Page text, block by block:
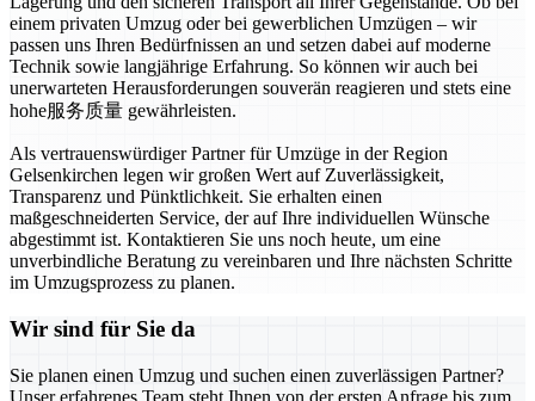
einem privaten Umzug oder bei gewerblichen Umzügen – wir
passen uns Ihren Bedürfnissen an und setzen dabei auf moderne
Technik sowie langjährige Erfahrung. So können wir auch bei
unerwarteten Herausforderungen souverän reagieren und stets eine
hohe服务质量 gewährleisten.
Als vertrauenswürdiger Partner für Umzüge in der Region
Gelsenkirchen legen wir großen Wert auf Zuverlässigkeit,
Transparenz und Pünktlichkeit. Sie erhalten einen
maßgeschneiderten Service, der auf Ihre individuellen Wünsche
abgestimmt ist. Kontaktieren Sie uns noch heute, um eine
unverbindliche Beratung zu vereinbaren und Ihre nächsten Schritte
im Umzugsprozess zu planen.
Wir sind für Sie da
Sie planen einen Umzug und suchen einen zuverlässigen Partner?
Unser erfahrenes Team steht Ihnen von der ersten Anfrage bis zum